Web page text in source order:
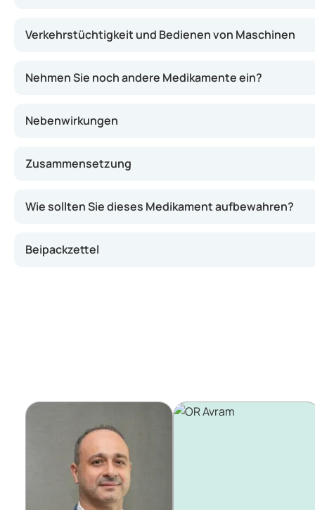
Verkehrstüchtigkeit und Bedienen von Maschinen
Nehmen Sie noch andere Medikamente ein?
Nebenwirkungen
Zusammensetzung
Wie sollten Sie dieses Medikament aufbewahren?
Beipackzettel